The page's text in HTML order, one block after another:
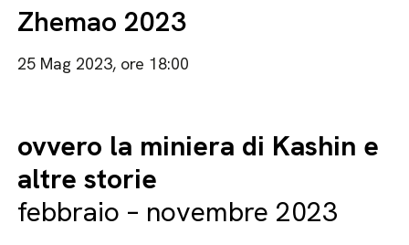
Zhemao 2023
25 Mag 2023, ore 18:00
ovvero la miniera di Kashin e
altre storie
febbraio – novembre 2023